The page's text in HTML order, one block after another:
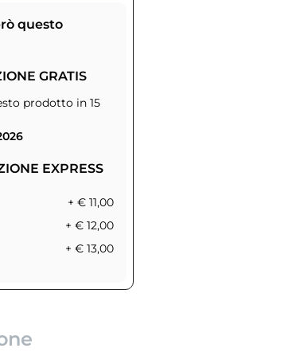
questo
GRATIS
prodotto in 15
EXPRESS
+ € 11,00
+ € 12,00
+ € 13,00